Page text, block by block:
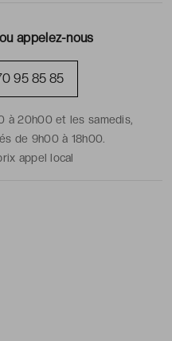
appelez-nous
95 85 85
à 20h00 et les samedis,
de 9h00 à 18h00.
appel local